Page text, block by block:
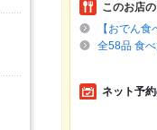
このお店
【おでん
全58品 食
ネット予